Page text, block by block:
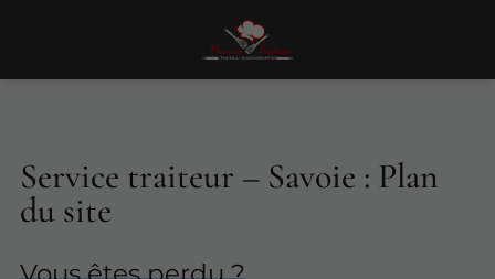
Service traiteur – Savoie : Plan
du site